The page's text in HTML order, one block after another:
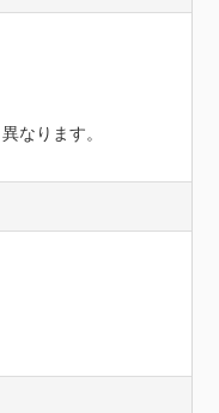
なります。